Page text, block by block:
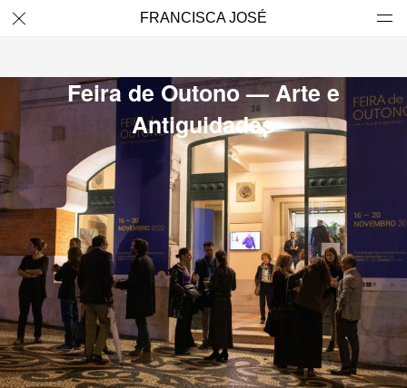
FRANCISCA JOSÉ
Feira de Outono — Arte e
Antiguidades